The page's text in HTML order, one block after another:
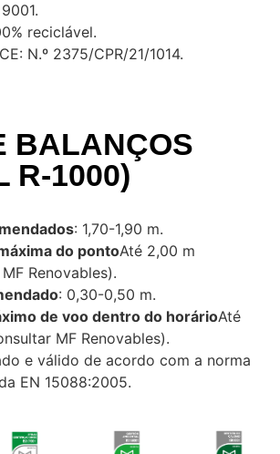
reciclável.
N.º 2375/CPR/21/1014.
BALANÇOS
R-1000)
: 1,70-1,90 m.
do pontoAté 2,00 m
Renovables).
: 0,30-0,50 m.
de voo dentro do horárioAté
MF Renovables).
e válido de acordo com a norma
EN 15088:2005.